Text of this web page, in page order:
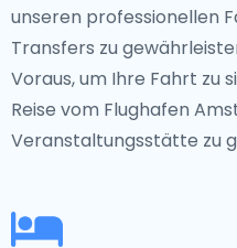
unseren professionellen
Transfers zu
Voraus, um Ihre Fahrt zu
Reise vom Flughafen
Veranstaltungsstätte zu